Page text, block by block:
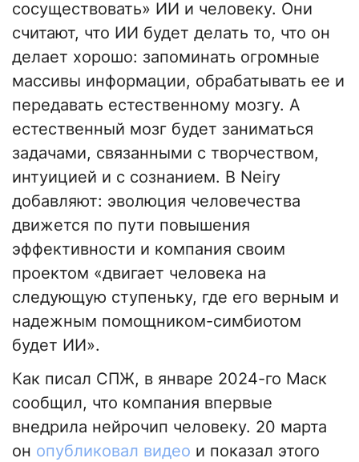
сосуществовать» ИИ и человеку. Они
считают, что ИИ будет делать то, что он
делает хорошо: запоминать огромные
массивы информации, обрабатывать ее и
передавать естественному мозгу. А
естественный мозг будет заниматься
задачами, связанными с творчеством,
интуицией и с сознанием. В Neiry
добавляют: эволюция человечества
движется по пути повышения
эффективности и компания своим
проектом «двигает человека на
следующую ступеньку, где его верным и
надежным помощником-симбиотом
будет ИИ».
Как писал СПЖ, в январе 2024-го Маск
сообщил, что компания впервые
внедрила нейрочип человеку. 20 марта
он опубликовал видео и показал этого